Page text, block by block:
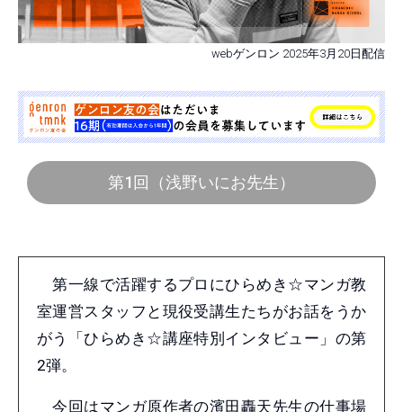
webゲンロン 2025年3月20日配信
第1回（浅野いにお先生）
第一線で活躍するプロにひらめき☆マンガ教
室運営スタッフと現役受講生たちがお話をうか
がう「ひらめき☆講座特別インタビュー」の第
2弾。
今回はマンガ原作者の濱田轟天先生の仕事場